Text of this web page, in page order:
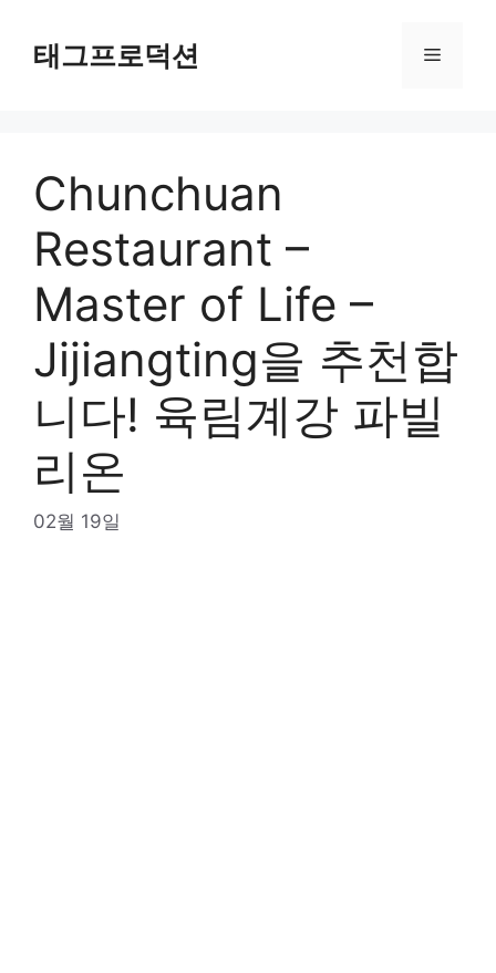
content태그프로덕션 Menu
Chunchuan
Restaurant –
Master of Life –
Jijiangting을 추천합
니다! 육림계강 파빌
리온
02월 19일